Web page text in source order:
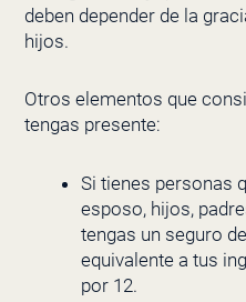
deben depender de la
hijos.
Otros elementos que
tengas presente:
Si tienes personas
esposo, hijos,
tengas un seguro
equivalente a tus
por 12.